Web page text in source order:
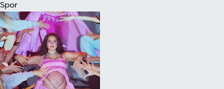
Spor